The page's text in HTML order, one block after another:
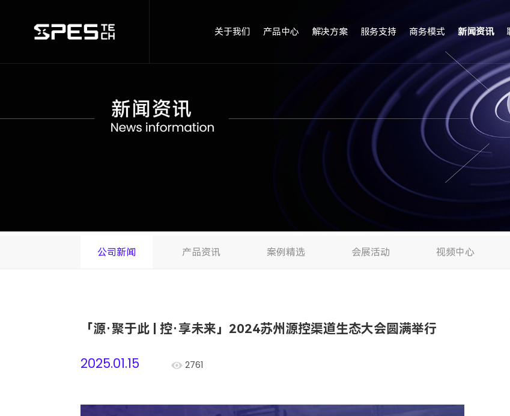
关于我们 产品中心 解决方案 服务支持 商务模式 新闻资讯
公司新闻 产品资讯 案例精选 会展活动 视频中心
「源·聚于此 | 控·享未来」2024苏州源控渠道生态大会圆满举行
2025.01.15 2761